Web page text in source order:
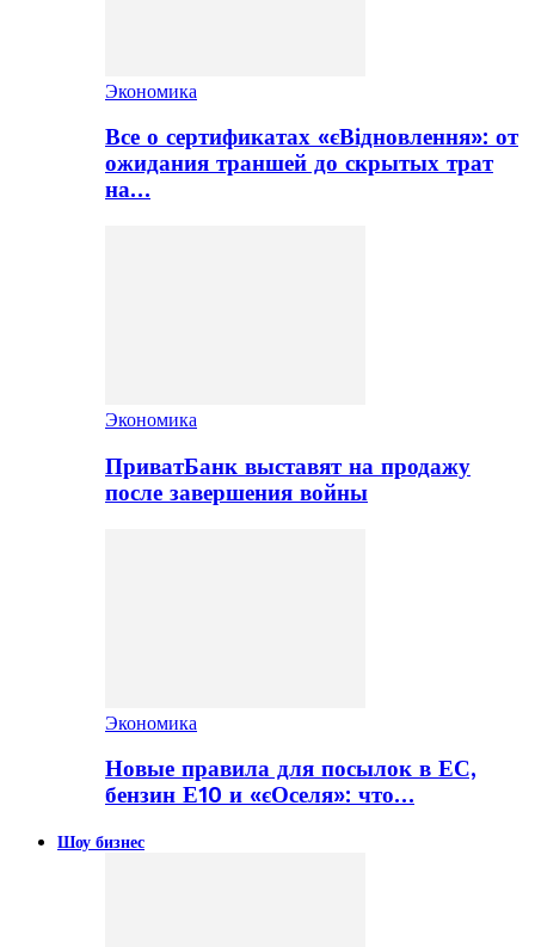
Экономика
Все о сертификатах «єВідновлення»: от
ожидания траншей до скрытых трат
на…
Экономика
ПриватБанк выставят на продажу
после завершения войны
Экономика
Новые правила для посылок в ЕС,
бензин Е10 и «єОселя»: что…
Шоу бизнес